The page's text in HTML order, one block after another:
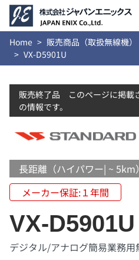
Home 販売商品（取扱無線機）
VX-D5901U
販売終了品 このページに掲載
の情報です。
長距離（ハイパワー| ~ 5km）
メーカー保証:１年間
VX-D5901U
デジタル/アナログ簡易業務用